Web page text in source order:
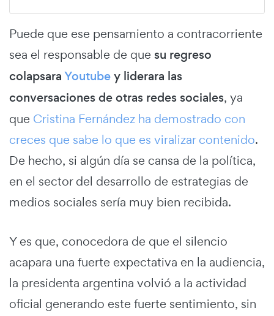
Puede que ese pensamiento a contracorriente
sea el responsable de que su regreso
colapsaraYoutubey liderara las
conversaciones de otras redes sociales, ya
que Cristina Fernández ha demostrado con
creces que sabe lo que es viralizar contenido.
De hecho, si algún día se cansa de la política,
en el sector del desarrollo de estrategias de
medios sociales sería muy bien recibida.
Y es que, conocedora de que el silencio
acapara una fuerte expectativa en la audiencia,
la presidenta argentina volvió a la actividad
oficial generando este fuerte sentimiento, sin